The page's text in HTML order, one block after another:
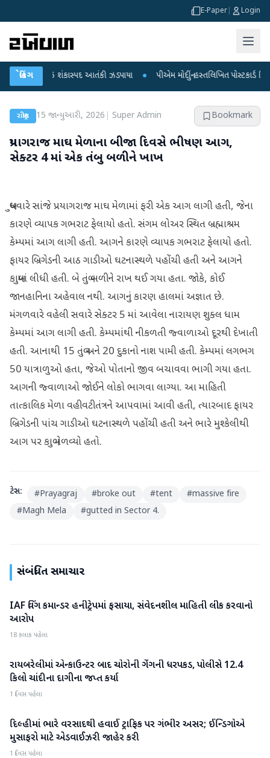
E-Paper Login
બ્રેકિંગ
જૈશના 5 શંકાસ્પદ આતંકી ઝડપાયા ● પીએમ મોદીનું હસ્તલિખિત પોસ્ટકાર્ડ વિક્રમ-1
રાષ્ટ્રીય 15 જાન્યુઆરી, 2026 Super Admin Bookmark
પ્રયાગરાજ માઘ મેળાના બીજા દિવસે ભીષણ આગ,
સેક્ટર 4 માં એક તંબુ બળીને ખાખ
બુધવારે સાંજે પ્રયાગરાજ માઘ મેળામાં ફરી એક આગ લાગી હતી, જેના
કારણે વ્યાપક ગભરાટ ફેલાયો હતો. સંગમ લોઅર સ્થિત બ્રહ્માશ્રમ
કેમ્પમાં આગ લાગી હતી. આગને કારણે વ્યાપક ગભરાટ ફેલાયો હતો.
ફાયર બ્રિગેડની આઠ ગાડીઓ ઘટનાસ્થળે પહોંચી હતી અને આગને
કાબુમાં લીધી હતી. બે તંબુ બળીને રાખ થઈ ગયા હતા. જોકે, કોઈ
જાનહાનિના અહેવાલ નથી. આગનું કારણ હાલમાં અજ્ઞાત છે.
મંગળવારે વહેલી સવારે સેક્ટર 5 માં આવેલા નારાયણ શુક્લ ધામ
કેમ્પમાં આગ લાગી હતી. કેમ્પમાંથી નીકળતી જ્વાળાઓ દૂરથી દેખાતી
હતી. આનાથી 15 તંબુ અને 20 દુકાનો નાશ પામી હતી. કેમ્પમાં લગભગ
50 યાત્રાળુઓ હતા, જેઓ પોતાનો જીવ બચાવવા ભાગી ગયા હતા.
આગની જ્વાળાઓ જોઈને લોકો ભાગવા લાગ્યા. આ માહિતી
તાત્કાલિક મેળા વહીવટીતંત્રને આપવામાં આવી હતી, ત્યારબાદ ફાયર
બ્રિગેડની પાંચ ગાડીઓ ઘટનાસ્થળે પહોંચી હતી અને ભારે મુશ્કેલીથી
આગ પર કાબુ મેળવ્યો હતો.
ટેગ્સ: #Prayagraj #broke out #tent #massive fire
#Magh Mela #gutted in Sector 4.
સંબંધિત સમાચાર
રાષ્ટ્રીય
IAF વિંગ કમાન્ડર હનીટ્રેપમાં ફસાયા, સંવેદનશીલ માહિતી લીક કરવાનો
આરોપ
18 કલાક પહેલા
રાષ્ટ્રીય
રાયબરેલીમાં એન્કાઉન્ટર બાદ ચોરોની ગેંગની ધરપકડ, પોલીસે 12.4
કિલો ચાંદીના દાગીના જપ્ત કર્યા
1 દિવસ પહેલા
રાષ્ટ્રીય
દિલ્હીમાં ભારે વરસાદથી હવાઈ ટ્રાફિક પર ગંભીર અસર; ઈન્ડિગોએ
મુસાફરો માટે એડવાઈઝરી જાહેર કરી
1 દિવસ પહેલા